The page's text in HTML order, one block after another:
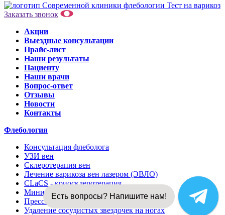
Тест на варикоз
Заказать звонок
Акции
Выездные консультации
Прайс-лист
Наши результаты
Пациенту
Наши врачи
Вопрос-ответ
Отзывы
Новости
Контакты
Флебология
Консультация флеболога
УЗИ вен
Склеротерапия вен
Лечение варикоза вен лазером (ЭВЛО)
CLaCS - криосклеротерапия
Минифлебэктомия
Прессотерапия (пневмокомпрессия)
Удаление сосудистых звездочек на ногах
Есть вопросы? Напишите нам!